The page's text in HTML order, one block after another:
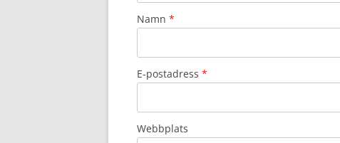
Namn *
E-postadress *
Webbplats